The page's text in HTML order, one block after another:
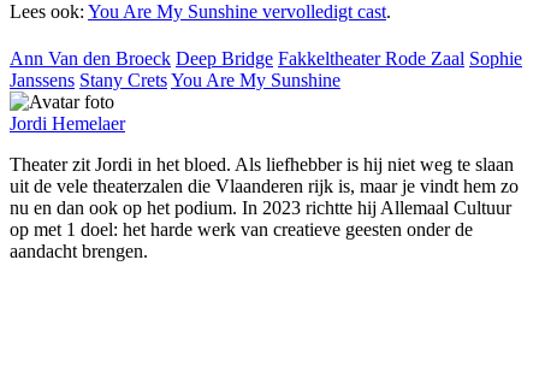
Lees ook: You Are My Sunshine vervolledigt cast.
Ann Van den Broeck Deep Bridge Fakkeltheater Rode Zaal Sophie
Janssens Stany CretsYou Are My Sunshine
Jordi Hemelaer
Theater zit Jordi in het bloed. Als liefhebber is hij niet weg te slaan
uit de vele theaterzalen die Vlaanderen rijk is, maar je vindt hem zo
nu en dan ook op het podium. In 2023 richtte hij Allemaal Cultuur
op met 1 doel: het harde werk van creatieve geesten onder de
aandacht brengen.